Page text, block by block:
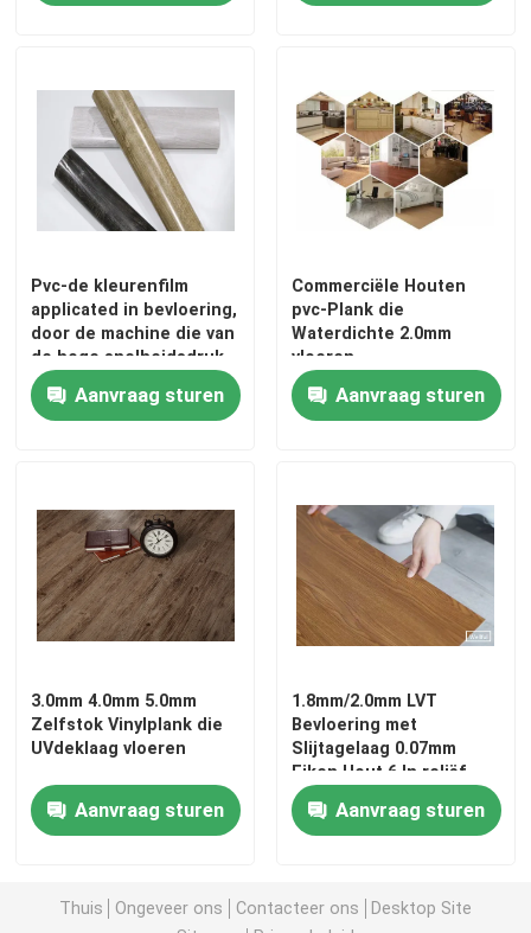
About Us
Pvc-de kleurenfilm
applicated in bevloering,
door de machine die van
de hoge snelheidsdruk
wordt gemaakt
Aanvraag sturen
Commerciële Houten
pvc-Plank die
Waterdichte 2.0mm
vloeren
Aanvraag sturen
3.0mm 4.0mm 5.0mm
Zelfstok Vinylplank die
UVdeklaag vloeren
Aanvraag sturen
1.8mm/2.0mm LVT
Bevloering met
Slijtagelaag 0.07mm
Eiken Hout 6 In reliëf
gemaakte het Hout van '
X36“ Aanvraag sturen
Thuis Ongeveer ons Contacteer ons
Desktop Site